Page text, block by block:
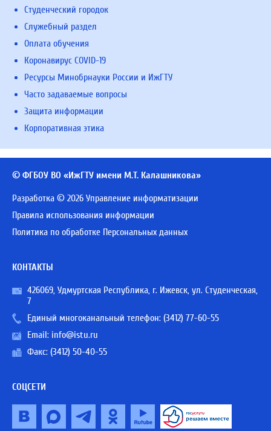
Студенческий городок
Служебный раздел
Оплата обучения
Коронавирус COVID-19
Ресурсы Минобрнауки России и ИжГТУ
Часто задаваемые вопросы
Защита информации
Корпоративная этика
© ФГБОУ ВО «ИжГТУ имени М.Т. Калашникова»
Разработка © 2026 Управление информатизации
Правила использования информации
Политика по обработке Персональных данных
КОНТАКТЫ
426069, Удмуртская Республика, г. Ижевск, ул. Студенческая,
7
Единый многоканальный телефон: (3412) 77-60-55
Email: info@istu.ru
Факс: (3412) 50-40-55
СОЦСЕТИ